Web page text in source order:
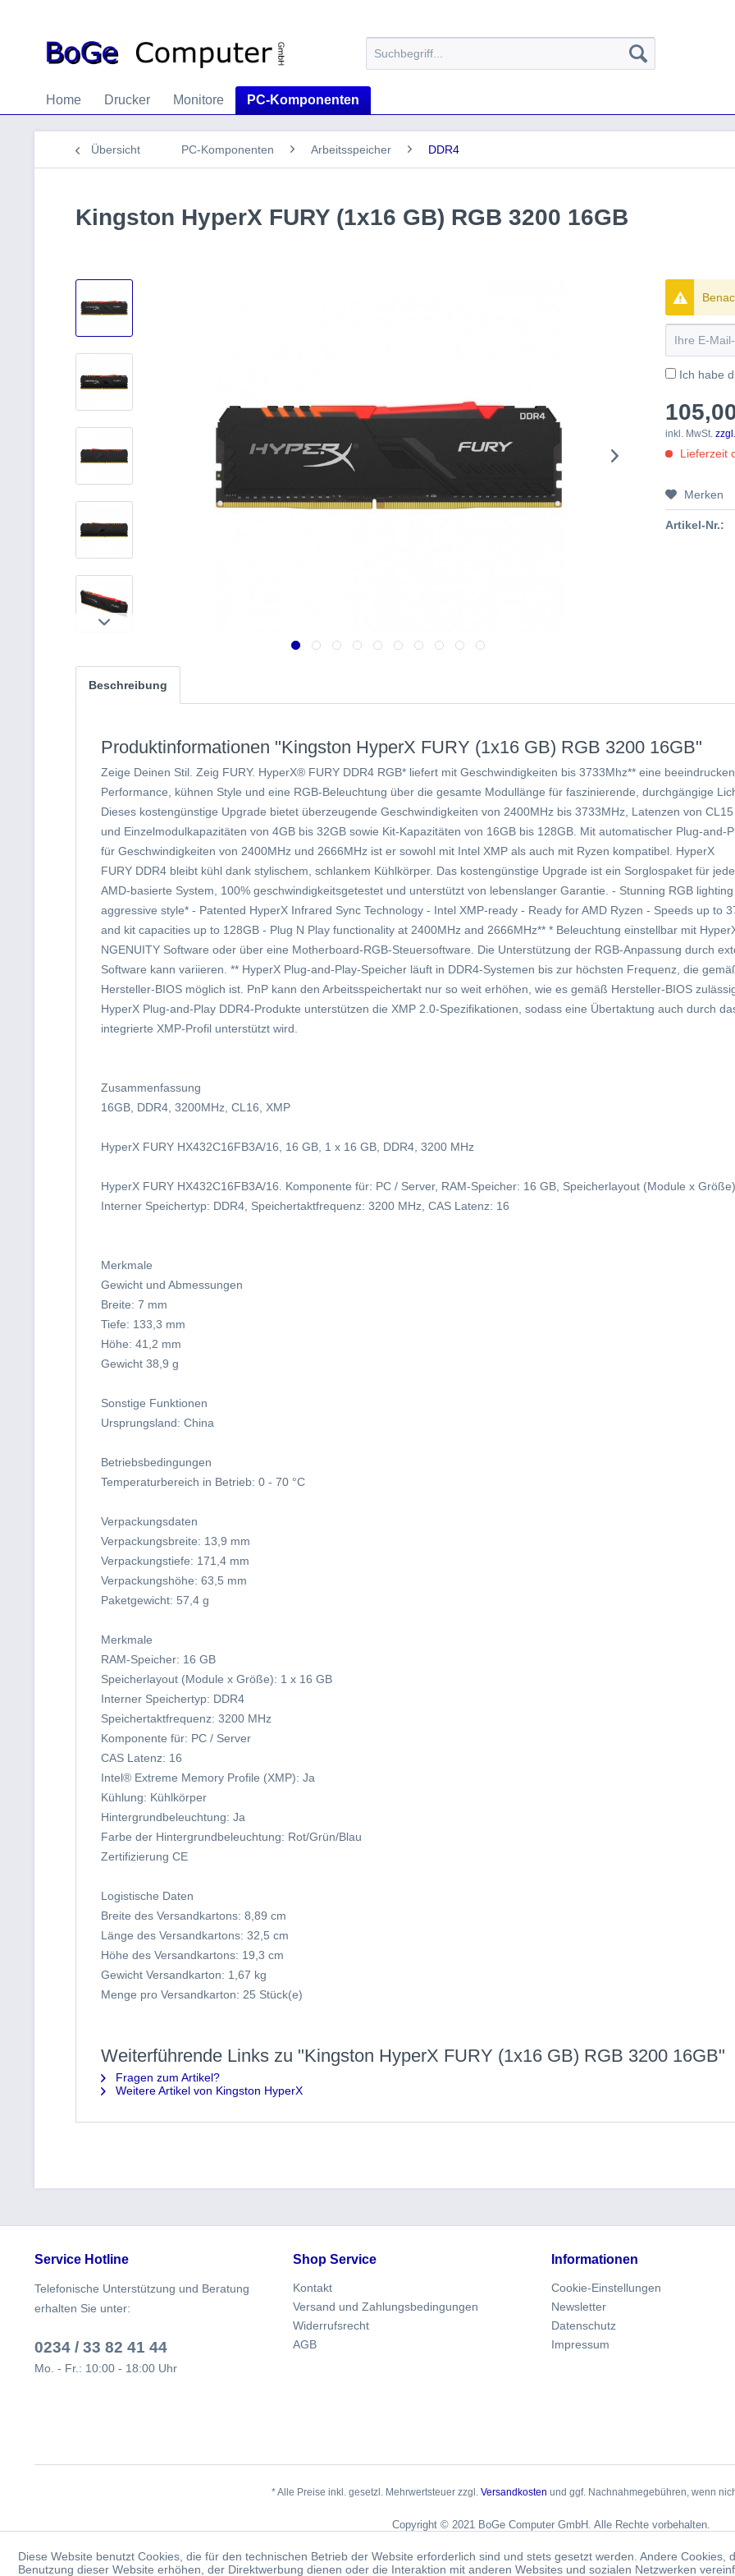
Home Drucker Monitore PC-Komponenten
Übersicht PC-Komponenten Arbeitsspeicher DDR4
Kingston HyperX FURY (1x16 GB) RGB 3200 16GB
Ich habe
inkl. MwSt.
Lieferzeit
Merken
Artikel-Nr.:
Beschreibung
Produktinformationen "Kingston HyperX FURY (1x16 GB) RGB 3200 16GB"
Zeige Deinen Stil. Zeig FURY. HyperX® FURY DDR4 RGB* liefert mit Geschwindigkeiten bis 3733Mhz** eine
Performance, kühnen Style und eine RGB-Beleuchtung über die gesamte Modullänge für faszinierende, durchgängige
Dieses kostengünstige Upgrade bietet überzeugende Geschwindigkeiten von 2400MHz bis 3733MHz, Latenzen von
und Einzelmodulkapazitäten von 4GB bis 32GB sowie Kit-Kapazitäten von 16GB bis 128GB. Mit automatischer Plug-and-
für Geschwindigkeiten von 2400MHz und 2666MHz ist er sowohl mit Intel XMP als auch mit Ryzen kompatibel. HyperX
FURY DDR4 bleibt kühl dank stylischem, schlankem Kühlkörper. Das kostengünstige Upgrade ist ein Sorglospaket für
AMD-basierte System, 100% geschwindigkeitsgetestet und unterstützt von lebenslanger Garantie. - Stunning RGB lighting
aggressive style* - Patented HyperX Infrared Sync Technology - Intel XMP-ready - Ready for AMD Ryzen - Speeds up to
and kit capacities up to 128GB - Plug N Play functionality at 2400MHz and 2666MHz** * Beleuchtung einstellbar mit
NGENUITY Software oder über eine Motherboard-RGB-Steuersoftware. Die Unterstützung der RGB-Anpassung durch
Software kann variieren. ** HyperX Plug-and-Play-Speicher läuft in DDR4-Systemen bis zur höchsten Frequenz, die
Hersteller-BIOS möglich ist. PnP kann den Arbeitsspeichertakt nur so weit erhöhen, wie es gemäß Hersteller-BIOS
HyperX Plug-and-Play DDR4-Produkte unterstützen die XMP 2.0-Spezifikationen, sodass eine Übertaktung auch durch
integrierte XMP-Profil unterstützt wird.
Zusammenfassung
16GB, DDR4, 3200MHz, CL16, XMP
HyperX FURY HX432C16FB3A/16, 16 GB, 1 x 16 GB, DDR4, 3200 MHz
HyperX FURY HX432C16FB3A/16. Komponente für: PC / Server, RAM-Speicher: 16 GB, Speicherlayout (Module x
Interner Speichertyp: DDR4, Speichertaktfrequenz: 3200 MHz, CAS Latenz: 16
Merkmale
Gewicht und Abmessungen
Breite: 7 mm
Tiefe: 133,3 mm
Höhe: 41,2 mm
Gewicht 38,9 g
Sonstige Funktionen
Ursprungsland: China
Betriebsbedingungen
Temperaturbereich in Betrieb: 0 - 70 °C
Verpackungsdaten
Verpackungsbreite: 13,9 mm
Verpackungstiefe: 171,4 mm
Verpackungshöhe: 63,5 mm
Paketgewicht: 57,4 g
Merkmale
RAM-Speicher: 16 GB
Speicherlayout (Module x Größe): 1 x 16 GB
Interner Speichertyp: DDR4
Speichertaktfrequenz: 3200 MHz
Komponente für: PC / Server
CAS Latenz: 16
Intel® Extreme Memory Profile (XMP): Ja
Kühlung: Kühlkörper
Hintergrundbeleuchtung: Ja
Farbe der Hintergrundbeleuchtung: Rot/Grün/Blau
Zertifizierung CE
Logistische Daten
Breite des Versandkartons: 8,89 cm
Länge des Versandkartons: 32,5 cm
Höhe des Versandkartons: 19,3 cm
Gewicht Versandkarton: 1,67 kg
Menge pro Versandkarton: 25 Stück(e)
Weiterführende Links zu "Kingston HyperX FURY (1x16 GB) RGB 3200 16GB"
Fragen zum Artikel?
Weitere Artikel von Kingston HyperX
Service Hotline
Telefonische Unterstützung und Beratung
erhalten Sie unter:
0234 / 33 82 41 44
Mo. - Fr.: 10:00 - 18:00 Uhr
Shop Service
Kontakt
Versand und Zahlungsbedingungen
Widerrufsrecht
AGB
Informationen
Cookie-Einstellungen
Newsletter
Datenschutz
Impressum
* Alle Preise inkl. gesetzl. Mehrwertsteuer zzgl. Versandkosten und ggf. Nachnahmegebühren, wenn
Copyright © 2021 BoGe Computer GmbH. Alle Rechte vorbehalten.
Diese Website benutzt Cookies, die für den technischen Betrieb der Website erforderlich sind und stets gesetzt werden. Andere Cookies,
Benutzung dieser Website erhöhen, der Direktwerbung dienen oder die Interaktion mit anderen Websites und sozialen Netzwerken